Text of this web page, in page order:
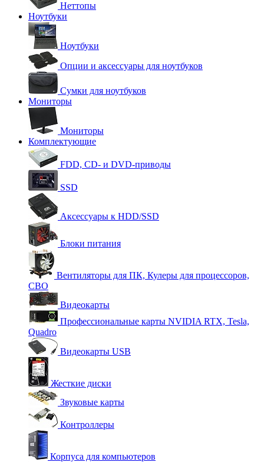
Неттопы
Ноутбуки
Ноутбуки
Опции и аксессуары для ноутбуков
Сумки для ноутбуков
Мониторы
Мониторы
Комплектующие
FDD, CD- и DVD-приводы
SSD
Аксессуары к HDD/SSD
Блоки питания
Вентиляторы для ПК, Кулеры для процессоров,
СВО
Видеокарты
Профессиональные карты NVIDIA RTX, Tesla,
Quadro
Видеокарты USB
Жесткие диски
Звуковые карты
Контроллеры
Корпуса для компьютеров